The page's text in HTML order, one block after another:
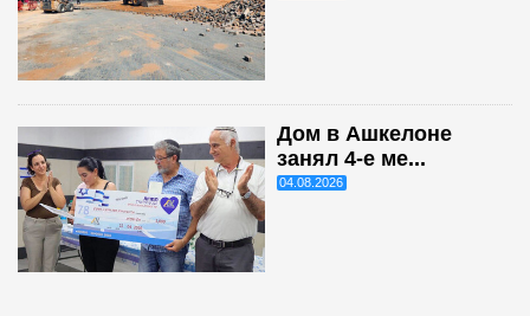
Дом в Ашкелоне
занял 4-е ме...
04.08.2026